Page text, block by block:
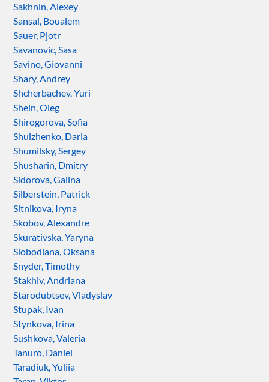
Sakhnin, Alexey
Sansal, Boualem
Sauer, Pjotr
Savanovic, Sasa
Savino, Giovanni
Shary, Andrey
Shcherbachev, Yuri
Shein, Oleg
Shirogorova, Sofia
Shulzhenko, Daria
Shumilsky, Sergey
Shusharin, Dmitry
Sidorova, Galina
Silberstein, Patrick
Sitnikova, Iryna
Skobov, Alexandre
Skurativska, Yaryna
Slobodiana, Oksana
Snyder, Timothy
Stakhiv, Andriana
Starodubtsev, Vladyslav
Stupak, Ivan
Stynkova, Irina
Sushkova, Valeria
Tanuro, Daniel
Taradiuk, Yuliia